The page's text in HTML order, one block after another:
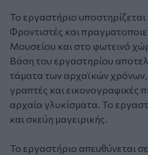
Το εργαστήριο
Φροντιστές και
Μουσείου και στο φωτεινό
Βάση του εργαστηρίου
τάματα των αρχαϊκών χρόνων,
γραπτές και εικονογραφικές
αρχαία γλυκίσματα. Το
και σκεύη μαγειρικής.
Το εργαστήριο απευθύνεται